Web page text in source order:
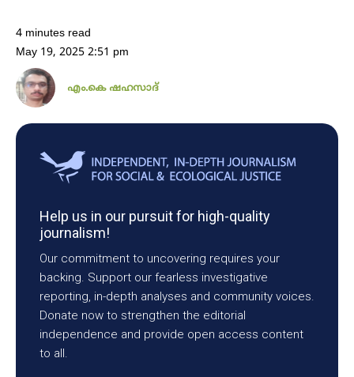
4 minutes read
May 19, 2025 2:51 pm
എം.കെ ഷഹസാദ്
Help us in our pursuit for high-quality
journalism!
Our commitment to uncovering requires your
backing. Support our fearless investigative
reporting, in-depth analyses and community voices.
Donate now to strengthen the editorial
independence and provide open access content
to all.